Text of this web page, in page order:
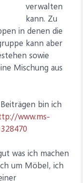
verwalten
kann. Zu
in denen die
kann aber
sowie
Mischung aus
bin ich
www.ms-
was ich machen
um Möbel, ich